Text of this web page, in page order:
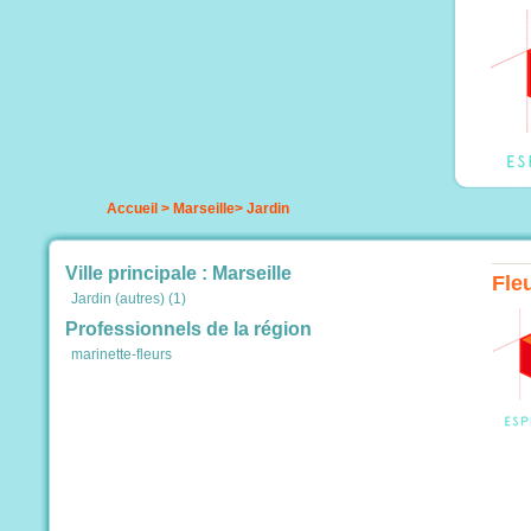
Accueil > Marseille> Jardin
Ville principale : Marseille
Jardin (autres) (1)
Professionnels de la région
marinette-fleurs